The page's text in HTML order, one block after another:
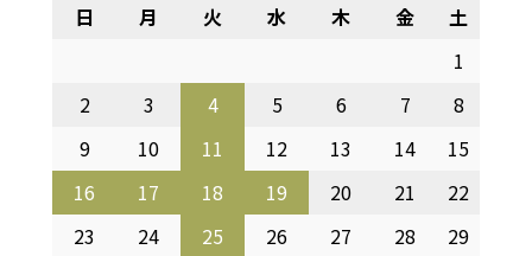
日 月 火 水 木 金
土
1
2
3 4 5 6 7
8
9
10 11 12 13 14
15
16
17 18 19 20 21
22
23
24 25 26 27 28
29